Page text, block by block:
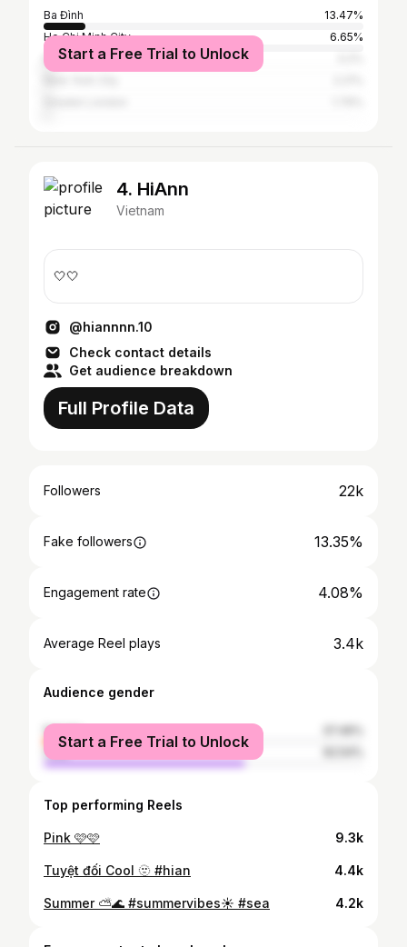
Ba Đình
13.47%
Ho Chi Minh City
6.65%
Bangkok
Start a Free Trial to Unlock
4. HiAnn
Vietnam
🤍🤍
@hiannnn.10
Check contact details
Get audience breakdown
Full Profile Data
Followers 22k
Fake followers 13.35%
Engagement rate 4.08%
Average Reel plays 3.4k
Audience gender
female
male
Start a Free Trial to Unlock
Top performing Reels
Pink 🩷🩷 9.3k
Tuyệt đối Cool 🫥 #hian 4.4k
Summer ⛅️🌊 #summervibes☀️ #sea 4.2k